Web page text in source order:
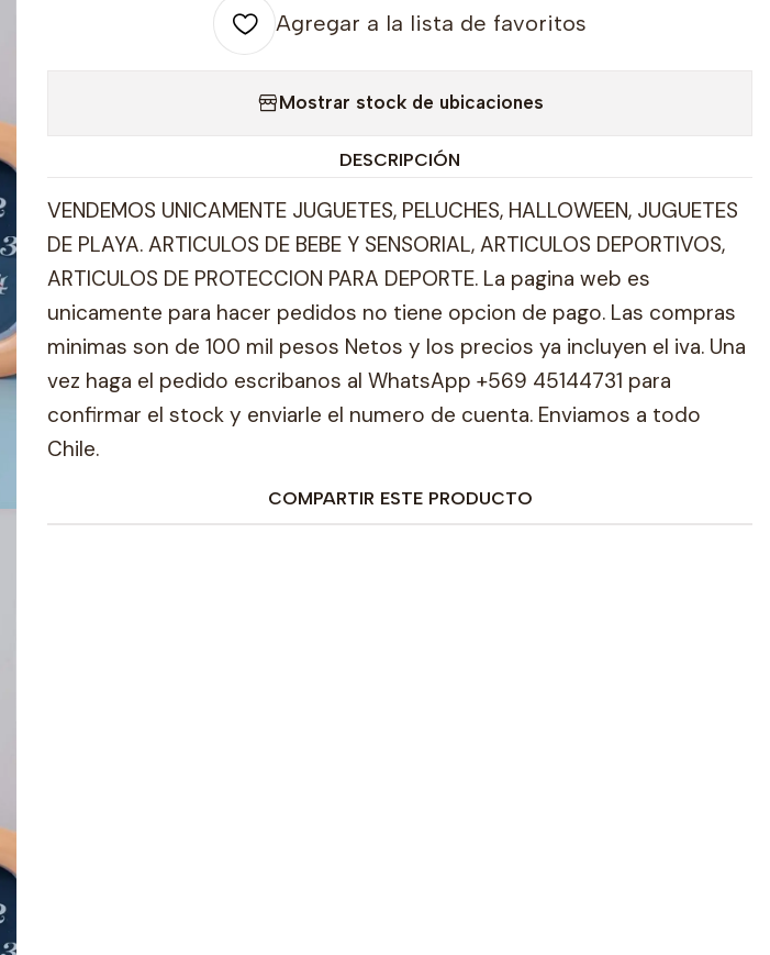
Agregar a la lista de favoritos
Mostrar stock de ubicaciones
DESCRIPCIÓN
VENDEMOS UNICAMENTE JUGUETES, PELUCHES, HALLOWEEN, JUGUETES
DE PLAYA. ARTICULOS DE BEBE Y SENSORIAL, ARTICULOS DEPORTIVOS,
ARTICULOS DE PROTECCION PARA DEPORTE. La pagina web es
unicamente para hacer pedidos no tiene opcion de pago. Las compras
minimas son de 100 mil pesos Netos y los precios ya incluyen el iva. Una
vez haga el pedido escribanos al WhatsApp +569 45144731 para
confirmar el stock y enviarle el numero de cuenta. Enviamos a todo
Chile.
COMPARTIR ESTE PRODUCTO